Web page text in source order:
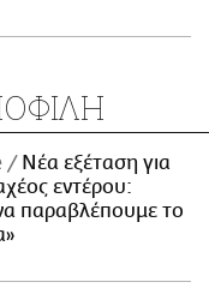
Νέα εξέταση για
εντέρου:
παραβλέπουμε το